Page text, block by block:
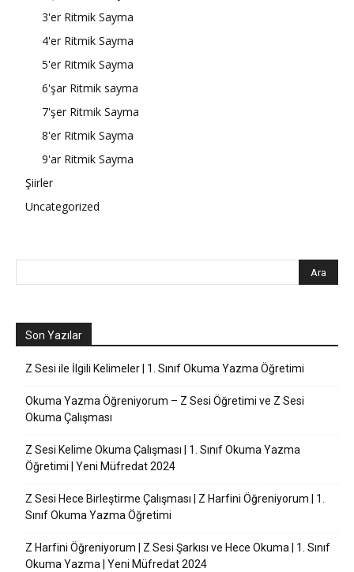
3'er Ritmik Sayma
4'er Ritmik Sayma
5'er Ritmik Sayma
6'şar Ritmik sayma
7'şer Ritmik Sayma
8'er Ritmik Sayma
9'ar Ritmik Sayma
Şiirler
Uncategorized
Son Yazılar
Z Sesi ile İlgili Kelimeler | 1. Sınıf Okuma Yazma Öğretimi
Okuma Yazma Öğreniyorum – Z Sesi Öğretimi ve Z Sesi
Okuma Çalışması
Z Sesi Kelime Okuma Çalışması | 1. Sınıf Okuma Yazma
Öğretimi | Yeni Müfredat 2024
Z Sesi Hece Birleştirme Çalışması | Z Harfini Öğreniyorum | 1.
Sınıf Okuma Yazma Öğretimi
Z Harfini Öğreniyorum | Z Sesi Şarkısı ve Hece Okuma | 1. Sınıf
Okuma Yazma | Yeni Müfredat 2024